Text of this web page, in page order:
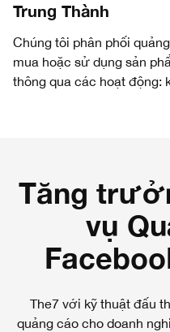
Trung Thành
Chúng tôi phân phối
mua hoặc sử dụng sản
thông qua các hoạt động:
Tăng
vụ
The7 với kỹ thuật đấu
quảng cáo cho doanh